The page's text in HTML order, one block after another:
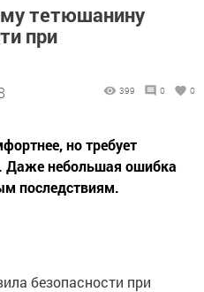
тетюшанину
при
399 0 0
но требует
Даже небольшая ошибка
последствиям.
безопасности при